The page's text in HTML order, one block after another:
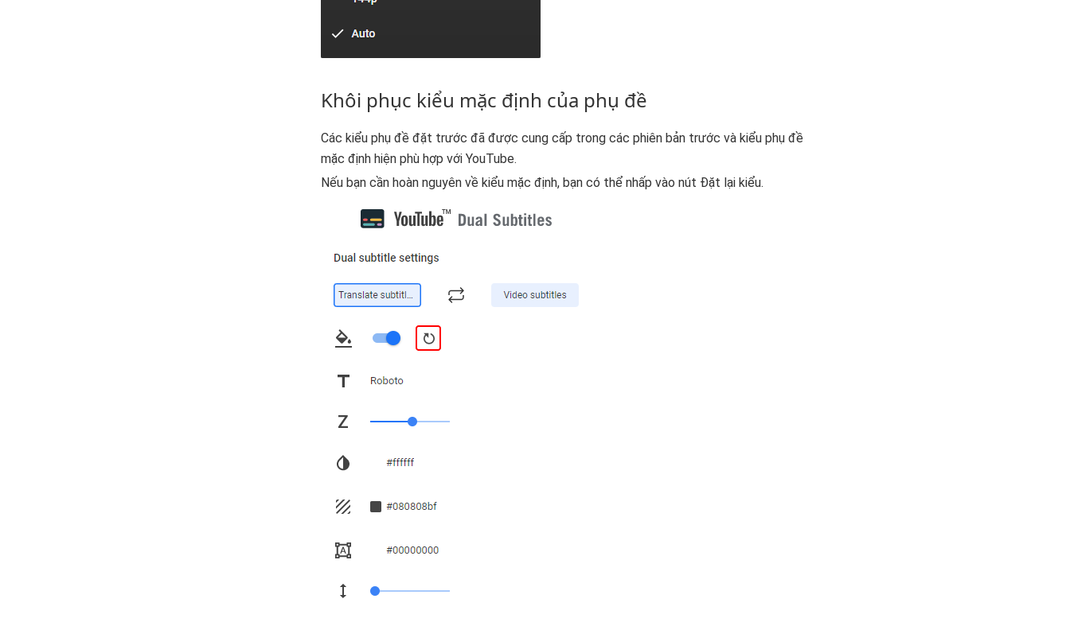
Khôi phục kiểu mặc định của phụ đề
Các kiểu phụ đề đặt trước đã được cung cấp trong các phiên bản trước và kiểu phụ đề
mặc định hiện phù hợp với YouTube.
Nếu bạn cần hoàn nguyên về kiểu mặc định, bạn có thể nhấp vào nút Đặt lại kiểu.